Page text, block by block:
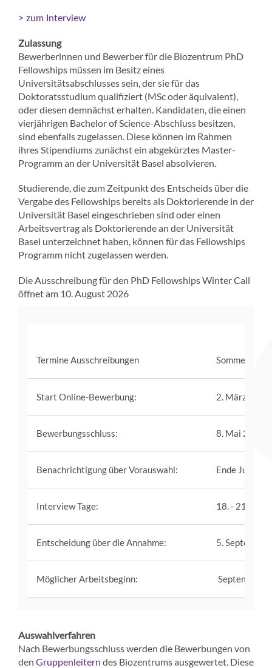
> zum Interview
Zulassung
Bewerberinnen und Bewerber für die Biozentrum PhD
Fellowships müssen im Besitz eines
Universitätsabschlusses sein, der sie für das
Doktoratsstudium qualifiziert (MSc oder äquivalent),
oder diesen demnächst erhalten. Kandidaten, die einen
vierjährigen Bachelor of Science-Abschluss besitzen,
sind ebenfalls zugelassen. Diese können im Rahmen
ihres Stipendiums zunächst ein abgekürztes Master-
Programm an der Universität Basel absolvieren.
Studierende, die zum Zeitpunkt des Entscheids über die
Vergabe des Fellowships bereits als Doktorierende in der
Universität Basel eingeschrieben sind oder einen
Arbeitsvertrag als Doktorierende an der Universität
Basel unterzeichnet haben, können für das Fellowships
Programm nicht zugelassen werden.
Die Ausschreibung für den PhD Fellowships Winter Call
öffnet am 10. August 2026
Termine Ausschreibungen Sommer 2026
Start Online-Bewerbung: 2. März 2026
Bewerbungsschluss: 8. Mai 2026
Benachrichtigung über Vorauswahl: Ende Juni
Interview Tage: 18. - 21.
Entscheidung über die Annahme: 5.
Möglicher Arbeitsbeginn: September
Auswahlverfahren
Nach Bewerbungsschluss werden die Bewerbungen von
den Gruppenleitern des Biozentrums ausgewertet. Diese